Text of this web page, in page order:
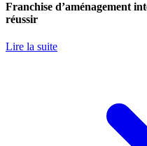
Franchise d’aménagement
réussir
Lire la suite